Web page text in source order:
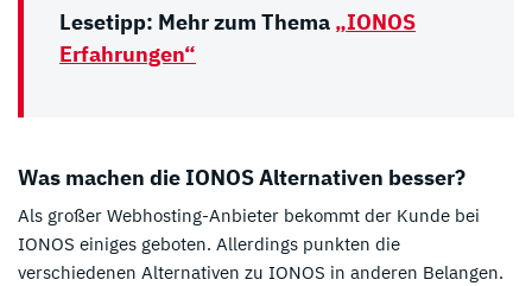
Lesetipp: Mehr zum Thema „IONOS
Erfahrungen“
Was machen die IONOS Alternativen besser?
Als großer Webhosting-Anbieter bekommt der Kunde bei
IONOS einiges geboten. Allerdings punkten die
verschiedenen Alternativen zu IONOS in anderen Belangen.